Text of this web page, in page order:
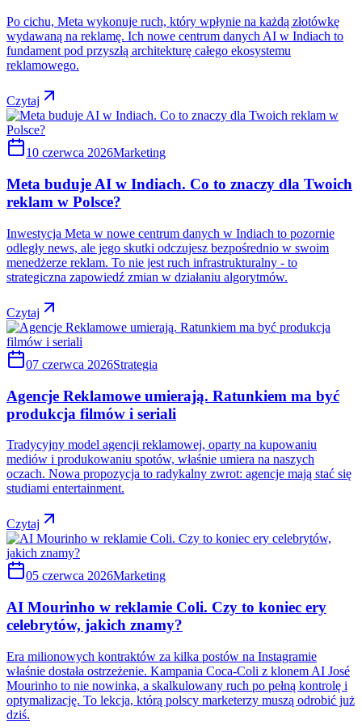
Po cichu, Meta wykonuje ruch, który wpłynie na każdą złotówkę
wydawaną na reklamę. Ich nowe centrum danych AI w Indiach to
fundament pod przyszłą architekturę całego ekosystemu
reklamowego.
Czytaj
10 czerwca 2026Marketing
Meta buduje AI w Indiach. Co to znaczy dla Twoich
reklam w Polsce?
Inwestycja Meta w nowe centrum danych w Indiach to pozornie
odległy news, ale jego skutki odczujesz bezpośrednio w swoim
menedżerze reklam. To nie jest ruch infrastrukturalny - to
strategiczna zapowiedź zmian w działaniu algorytmów.
Czytaj
07 czerwca 2026Strategia
Agencje Reklamowe umierają. Ratunkiem ma być
produkcja filmów i seriali
Tradycyjny model agencji reklamowej, oparty na kupowaniu
mediów i produkowaniu spotów, właśnie umiera na naszych
oczach. Nowa propozycja to radykalny zwrot: agencje mają stać się
studiami entertainment.
Czytaj
05 czerwca 2026Marketing
AI Mourinho w reklamie Coli. Czy to koniec ery
celebrytów, jakich znamy?
Era milionowych kontraktów za kilka postów na Instagramie
właśnie dostała ostrzeżenie. Kampania Coca-Coli z klonem AI José
Mourinho to nie nowinka, a skalkulowany ruch po pełną kontrolę i
optymalizację. To lekcja, którą polscy marketerzy muszą odrobić już
dziś.